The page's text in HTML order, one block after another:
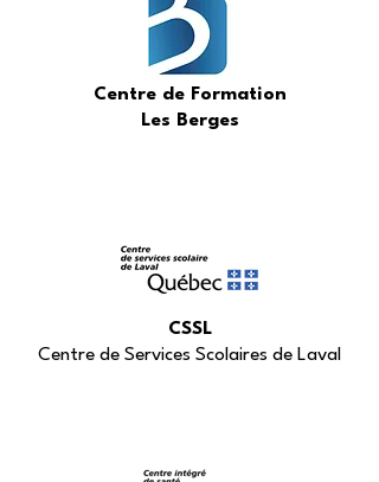
Centre de Formation
Les Berges
CSSL
Centre de Services Scolaires de Laval